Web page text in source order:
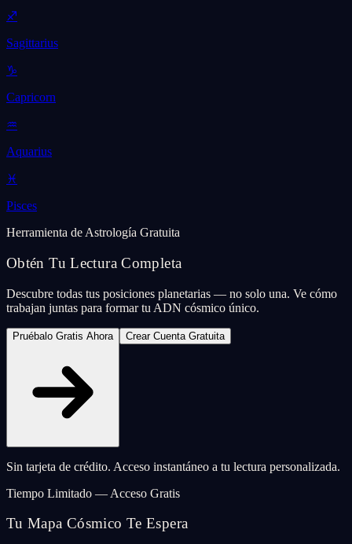
♐
Sagittarius
♑
Capricorn
♒
Aquarius
♓
Pisces
Herramienta de Astrología Gratuita
Obtén Tu Lectura Completa
Descubre todas tus posiciones planetarias — no solo una. Ve cómo
trabajan juntas para formar tu ADN cósmico único.
Pruébalo Gratis Ahora Crear Cuenta Gratuita
Sin tarjeta de crédito. Acceso instantáneo a tu lectura personalizada.
Tiempo Limitado — Acceso Gratis
Tu Mapa Cósmico Te Espera